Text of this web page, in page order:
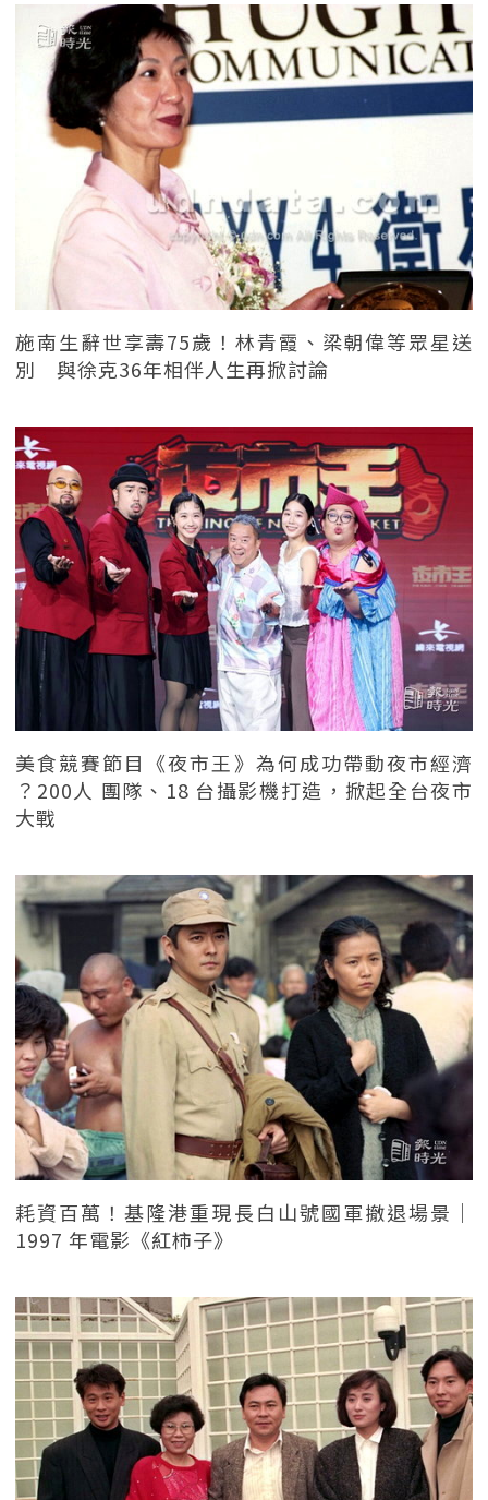
施南生辭世享壽75歲！林青霞、梁朝偉等眾星送
別 與徐克36年相伴人生再掀討論
美食競賽節目《夜市王》為何成功帶動夜市經濟
？200人 團隊、18 台攝影機打造，掀起全台夜市
大戰
耗資百萬！基隆港重現長白山號國軍撤退場景｜
1997 年電影《紅柿子》